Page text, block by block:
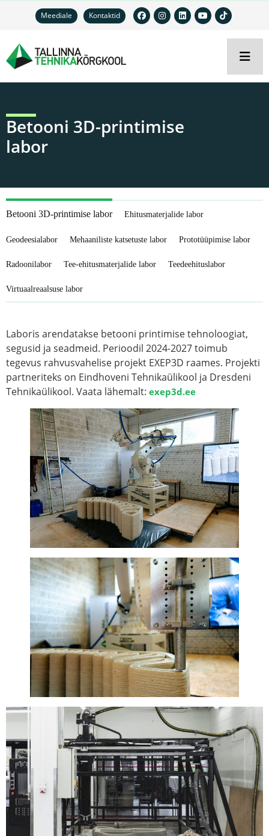
Meediale Kontaktid
Betooni 3D-printimise
labor
Betooni 3D-printimise labor Ehitusmaterjalide labor
Geodeesialabor Mehaaniliste katsetuste labor Prototüüpimise labor
Radoonilabor Tee-ehitusmaterjalide labor Teedeehituslabor
Virtuaalreaalsuse labor
Laboris arendatakse betooni printimise tehnoloogiat,
segusid ja seadmeid. Perioodil 2024-2027 toimub
tegevus rahvusvahelise projekt EXEP3D raames. Projekti
partneriteks on Eindhoveni Tehnikaülikool ja Dresdeni
Tehnikaülikool. Vaata lähemalt: exep3d.ee